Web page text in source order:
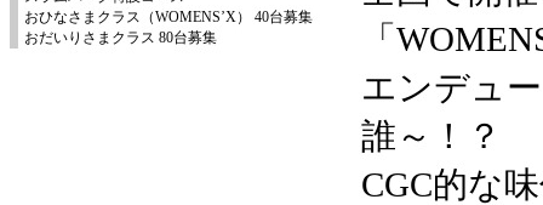
おひなさまクラス（WOMENS’X） 40台募集
おだいりさまクラス 80台募集
「
エンデュ
誰～！？
CGC的な